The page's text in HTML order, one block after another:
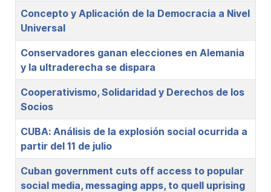
Concepto y Aplicación de la Democracia a Nivel
Universal
Conservadores ganan elecciones en Alemania
y la ultraderecha se dispara
Cooperativismo, Solidaridad y Derechos de los
Socios
CUBA: Análisis de la explosión social ocurrida a
partir del 11 de julio
Cuban government cuts off access to popular
social media, messaging apps, to quell uprising